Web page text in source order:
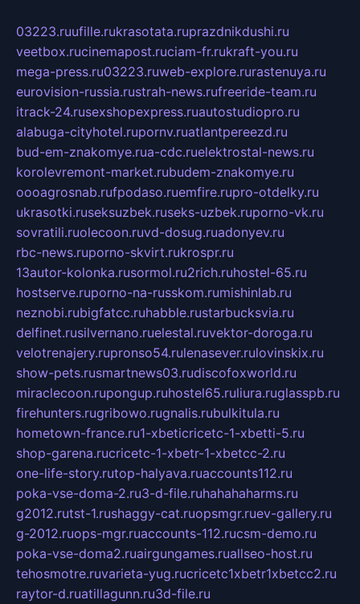
03223.ruufille.rukrasotata.ruprazdnikdushi.ru
veetbox.rucinemapost.ruciam-fr.rukraft-you.ru
mega-press.ru03223.ruweb-explore.rurastenuya.ru
eurovision-russia.rustrah-news.rufreeride-team.ru
itrack-24.rusexshopexpress.ruautostudiopro.ru
alabuga-cityhotel.rupornv.ruatlantpereezd.ru
bud-em-znakomye.rua-cdc.ruelektrostal-news.ru
korolevremont-market.rubudem-znakomye.ru
oooagrosnab.rufpodaso.ruemfire.rupro-otdelky.ru
ukrasotki.ruseksuzbek.ruseks-uzbek.ruporno-vk.ru
sovratili.ruolecoon.ruvd-dosug.ruadonyev.ru
rbc-news.ruporno-skvirt.rukrospr.ru
13autor-kolonka.rusormol.ru2rich.ruhostel-65.ru
hostserve.ruporno-na-russkom.rumishinlab.ru
neznobi.rubigfatcc.ruhabble.rustarbucksvia.ru
delfinet.rusilvernano.ruelestal.ruvektor-doroga.ru
velotrenajery.rupronso54.rulenasever.rulovinskix.ru
show-pets.rusmartnews03.rudiscofoxworld.ru
miraclecoon.rupongup.ruhostel65.ruliura.ruglasspb.ru
firehunters.rugribowo.rugnalis.rubulkitula.ru
hometown-france.ru1-xbeticricetc-1-xbetti-5.ru
shop-garena.rucricetc-1-xbetr-1-xbetcc-2.ru
one-life-story.rutop-halyava.ruaccounts112.ru
poka-vse-doma-2.ru3-d-file.ruhahahaharms.ru
g2012.rutst-1.rushaggy-cat.ruopsmgr.ruev-gallery.ru
g-2012.ruops-mgr.ruaccounts-112.rucsm-demo.ru
poka-vse-doma2.ruairgungames.ruallseo-host.ru
tehosmotre.ruvarieta-yug.rucricetc1xbetr1xbetcc2.ru
raytor-d.ruatillagunn.ru3d-file.ru